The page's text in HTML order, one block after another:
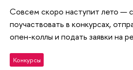
Совсем скоро наступит лето —
поучаствовать в конкурсах,
опен-коллы и подать заявки на
Конкурсы